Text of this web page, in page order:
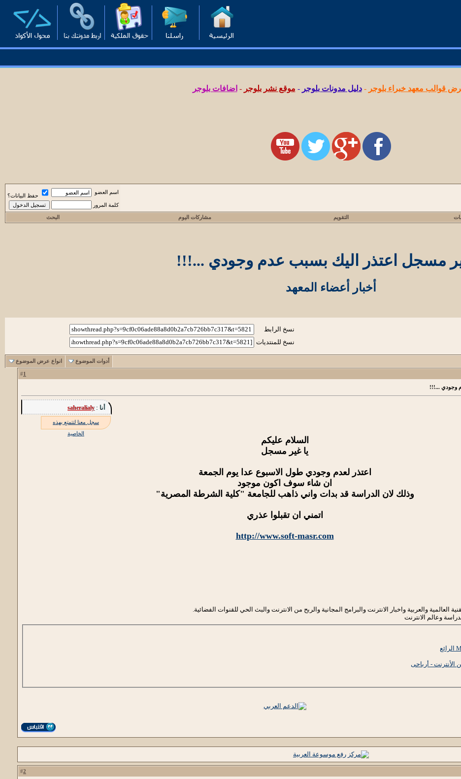
قوالب معهد خبراء بلوجر -دليل مدونات بلوجر - موقع نشر بلوجر - اضافات بلوجر
اسم العضو
حفظ البيانات؟
كلمة المرور
التقويم مشاركات اليوم البحث
مسجل اعتذر اليك بسبب عدم وجودي ...!!!
أخبار أعضاء المعهد
نسخ الرابط
نسخ للمنتديات
أدوات الموضوع انواع عرض الموضوع
1
وجودي ...!!!
أنا :saheralialy
سجل معنا لتتمتع بهذه
الخاصية
السلام عليكم
يا غير مسجل
اعتذر لعدم وجودي طول الاسبوع عدا يوم الجمعة
ان شاء سوف اكون موجود
وذلك لان الدراسة قد بدات واني ذاهب للجامعة "كلية الشرطة المصرية"
اتمني ان تقبلوا عذري
http://www.soft-masr.com
العالمية والعربية واخبار الانترنت والبرامج المجانية والربح من الانترنت والبث الحي للقنوات الفضائية.
وعالم الانترنت
الأنترنت - أرباحى
2